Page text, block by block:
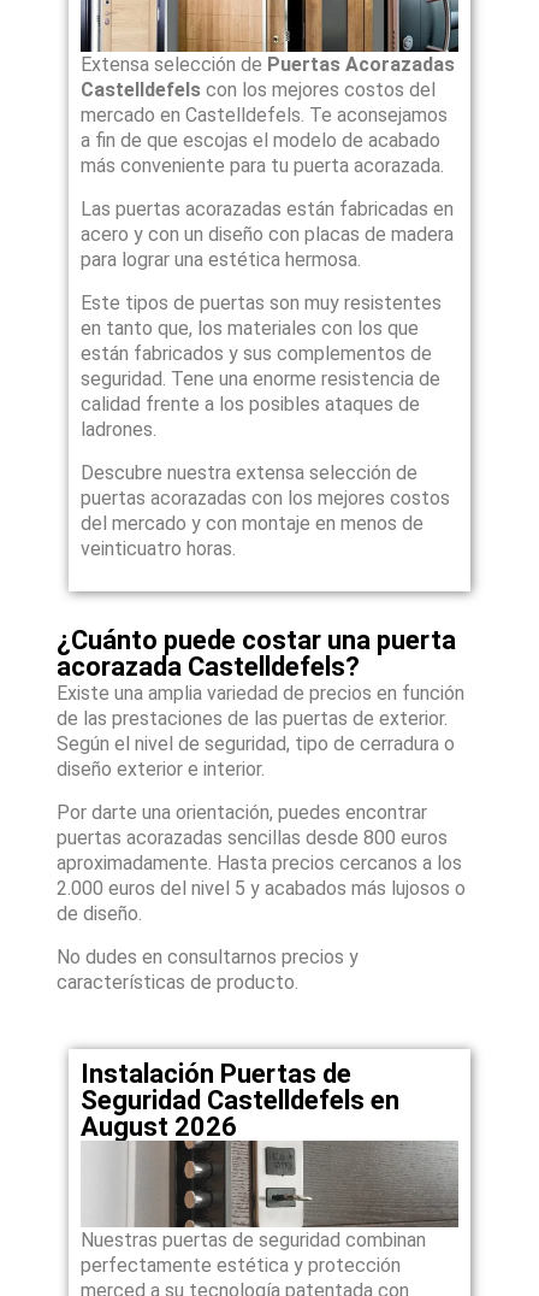
Extensa selección de Puertas Acorazadas
Castelldefelscon los mejores costos del
mercado en Castelldefels. Te aconsejamos
a fin de que escojas el modelo de acabado
más conveniente para tu puerta acorazada.
Las puertas acorazadas están fabricadas en
acero y con un diseño con placas de madera
para lograr una estética hermosa.
Este tipos de puertas son muy resistentes
en tanto que, los materiales con los que
están fabricados y sus complementos de
seguridad. Tene una enorme resistencia de
calidad frente a los posibles ataques de
ladrones.
Descubre nuestra extensa selección de
puertas acorazadas con los mejores costos
del mercado y con montaje en menos de
veinticuatro horas.
¿Cuánto puede costar una puerta
acorazada Castelldefels?
Existe una amplia variedad de precios en función
de las prestaciones de las puertas de exterior.
Según el nivel de seguridad, tipo de cerradura o
diseño exterior e interior.
Por darte una orientación, puedes encontrar
puertas acorazadas sencillas desde 800 euros
aproximadamente. Hasta precios cercanos a los
2.000 euros del nivel 5 y acabados más lujosos o
de diseño.
No dudes en consultarnos precios y
características de producto.
Instalación Puertas de
Seguridad Castelldefels en
August 2026
Nuestras puertas de seguridad combinan
perfectamente estética y protección
merced a su tecnología patentada con